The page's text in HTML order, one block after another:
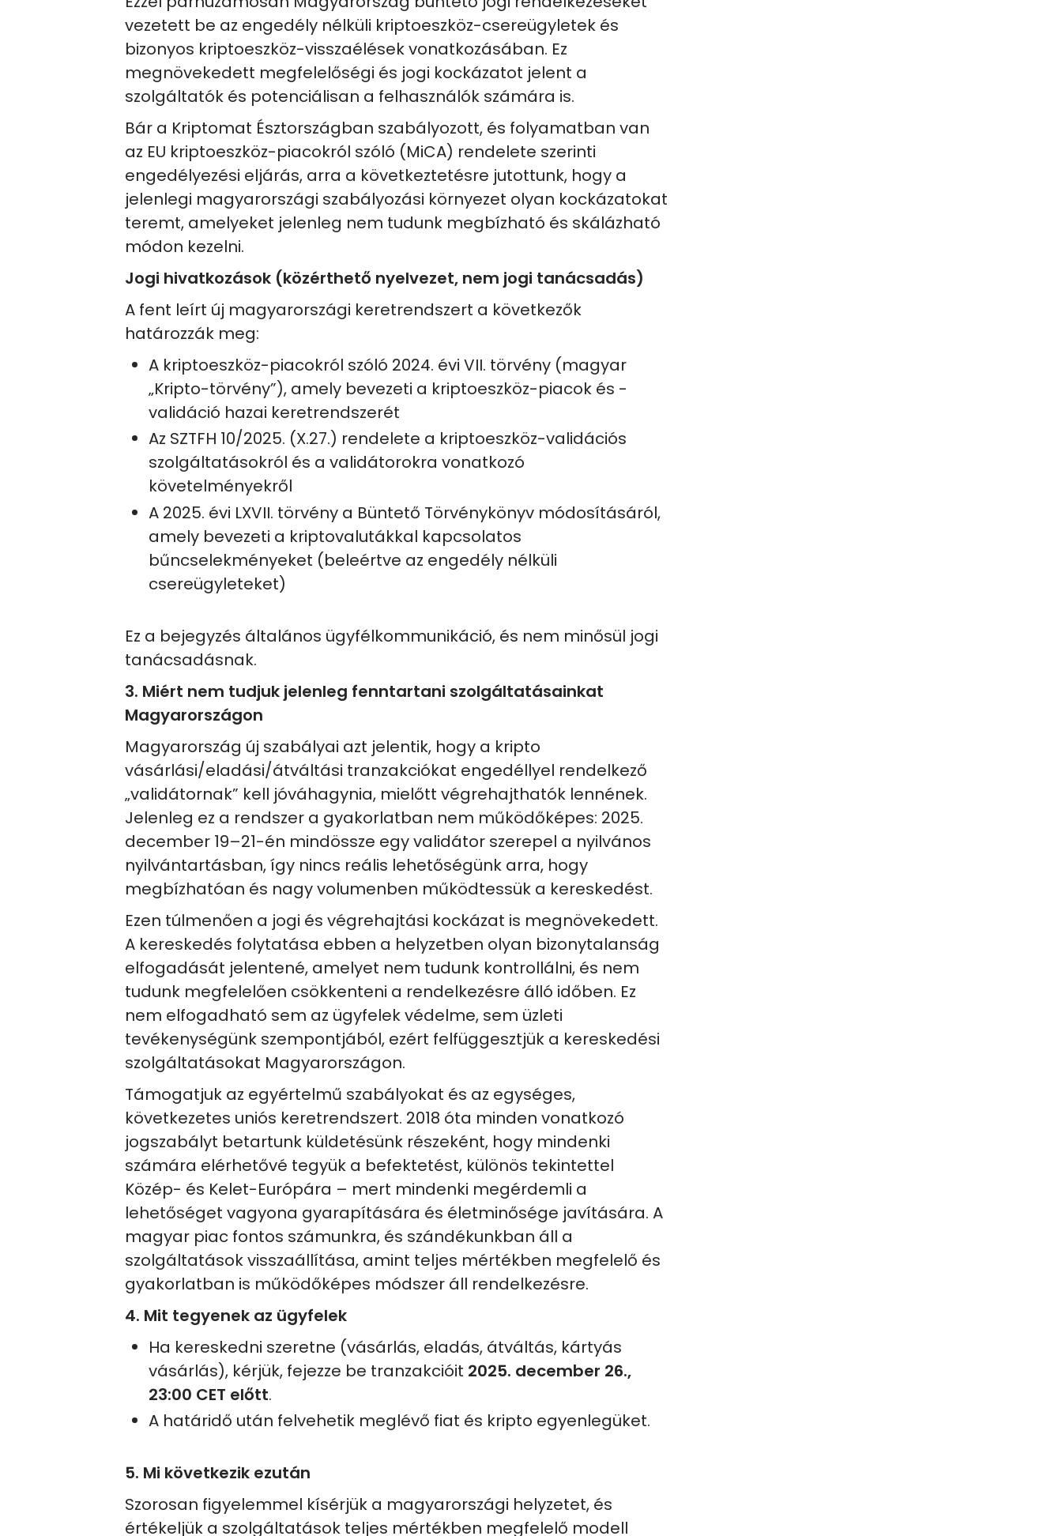
vezetett be az engedély nélküli kriptoeszköz-csereügyletek és
bizonyos kriptoeszköz-visszaélések vonatkozásában. Ez
megnövekedett megfelelőségi és jogi kockázatot jelent a
szolgáltatók és potenciálisan a felhasználók számára is.
Bár a Kriptomat Észtországban szabályozott, és folyamatban van
az EU kriptoeszköz-piacokról szóló (MiCA) rendelete szerinti
engedélyezési eljárás, arra a következtetésre jutottunk, hogy a
jelenlegi magyarországi szabályozási környezet olyan kockázatokat
teremt, amelyeket jelenleg nem tudunk megbízható és skálázható
módon kezelni.
Jogi hivatkozások (közérthető nyelvezet, nem jogi tanácsadás)
A fent leírt új magyarországi keretrendszert a következők
határozzák meg:
A kriptoeszköz-piacokról szóló 2024. évi VII. törvény (magyar
„Kripto-törvény”), amely bevezeti a kriptoeszköz-piacok és -
validáció hazai keretrendszerét
Az SZTFH 10/2025. (X.27.) rendelete a kriptoeszköz-validációs
szolgáltatásokról és a validátorokra vonatkozó
követelményekről
A 2025. évi LXVII. törvény a Büntető Törvénykönyv módosításáról,
amely bevezeti a kriptovalutákkal kapcsolatos
bűncselekményeket (beleértve az engedély nélküli
csereügyleteket)
Ez a bejegyzés általános ügyfélkommunikáció, és nem minősül jogi
tanácsadásnak.
3. Miért nem tudjuk jelenleg fenntartani szolgáltatásainkat
Magyarországon
Magyarország új szabályai azt jelentik, hogy a kripto
vásárlási/eladási/átváltási tranzakciókat engedéllyel rendelkező
„validátornak” kell jóváhagynia, mielőtt végrehajthatók lennének.
Jelenleg ez a rendszer a gyakorlatban nem működőképes: 2025.
december 19–21-én mindössze egy validátor szerepel a nyilvános
nyilvántartásban, így nincs reális lehetőségünk arra, hogy
megbízhatóan és nagy volumenben működtessük a kereskedést.
Ezen túlmenően a jogi és végrehajtási kockázat is megnövekedett.
A kereskedés folytatása ebben a helyzetben olyan bizonytalanság
elfogadását jelentené, amelyet nem tudunk kontrollálni, és nem
tudunk megfelelően csökkenteni a rendelkezésre álló időben. Ez
nem elfogadható sem az ügyfelek védelme, sem üzleti
tevékenységünk szempontjából, ezért felfüggesztjük a kereskedési
szolgáltatásokat Magyarországon.
Támogatjuk az egyértelmű szabályokat és az egységes,
következetes uniós keretrendszert. 2018 óta minden vonatkozó
jogszabályt betartunk küldetésünk részeként, hogy mindenki
számára elérhetővé tegyük a befektetést, különös tekintettel
Közép- és Kelet-Európára – mert mindenki megérdemli a
lehetőséget vagyona gyarapítására és életminősége javítására. A
magyar piac fontos számunkra, és szándékunkban áll a
szolgáltatások visszaállítása, amint teljes mértékben megfelelő és
gyakorlatban is működőképes módszer áll rendelkezésre.
4. Mit tegyenek az ügyfelek
Ha kereskedni szeretne (vásárlás, eladás, átváltás, kártyás
vásárlás), kérjük, fejezze be tranzakcióit 2025. december 26.,
23:00 CET előtt.
A határidő után felvehetik meglévő fiat és kripto egyenlegüket.
5. Mi következik ezután
Szorosan figyelemmel kísérjük a magyarországi helyzetet, és
értékeljük a szolgáltatások teljes mértékben megfelelő modell